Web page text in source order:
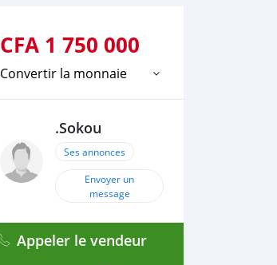
CFA 1 750 000
Convertir la monnaie
.Sokou
Ses annonces
Envoyer un
message
Appeler le vendeur